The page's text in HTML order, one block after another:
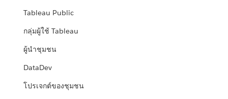
Tableau Public
กลุ่มผู้ใช้ Tableau
ผู้นำชุมชน
DataDev
โปรเจกต์ของชุมชน